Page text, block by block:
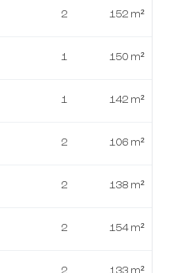
2 152 m²
1 150 m²
1 142 m²
2 106 m²
2 138 m²
2 154 m²
2 133 m²